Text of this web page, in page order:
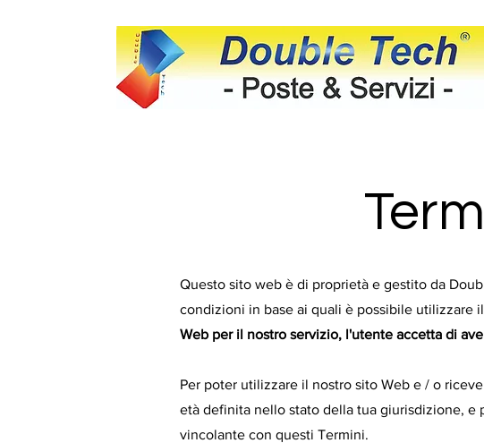
Questo sito web è di proprietà e gestito da
condizioni in base ai quali è possibile utilizzare
Web per il nostro servizio, l'utente accetta di
Per poter utilizzare il nostro sito Web e / o
età definita nello stato della tua giurisdizione,
vincolante con questi Termini.